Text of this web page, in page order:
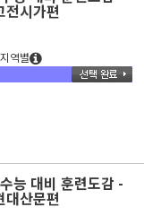
전시가편
지역별
능 대비 훈련도감 -
대산문편